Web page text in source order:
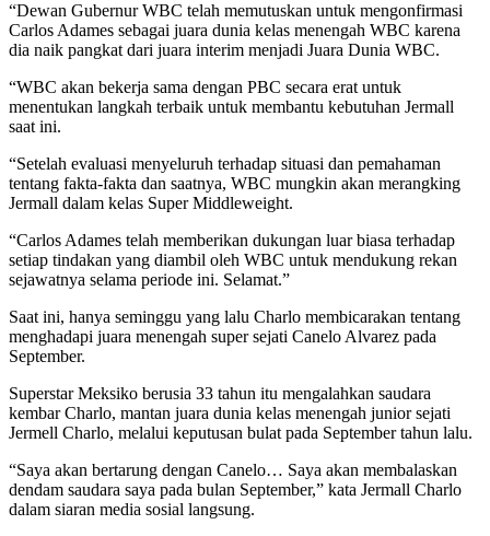
“Dewan Gubernur WBC telah memutuskan untuk mengonfirmasi
Carlos Adames sebagai juara dunia kelas menengah WBC karena
dia naik pangkat dari juara interim menjadi Juara Dunia WBC.
“WBC akan bekerja sama dengan PBC secara erat untuk
menentukan langkah terbaik untuk membantu kebutuhan Jermall
saat ini.
“Setelah evaluasi menyeluruh terhadap situasi dan pemahaman
tentang fakta-fakta dan saatnya, WBC mungkin akan merangking
Jermall dalam kelas Super Middleweight.
“Carlos Adames telah memberikan dukungan luar biasa terhadap
setiap tindakan yang diambil oleh WBC untuk mendukung rekan
sejawatnya selama periode ini. Selamat.”
Saat ini, hanya seminggu yang lalu Charlo membicarakan tentang
menghadapi juara menengah super sejati Canelo Alvarez pada
September.
Superstar Meksiko berusia 33 tahun itu mengalahkan saudara
kembar Charlo, mantan juara dunia kelas menengah junior sejati
Jermell Charlo, melalui keputusan bulat pada September tahun lalu.
“Saya akan bertarung dengan Canelo… Saya akan membalaskan
dendam saudara saya pada bulan September,” kata Jermall Charlo
dalam siaran media sosial langsung.